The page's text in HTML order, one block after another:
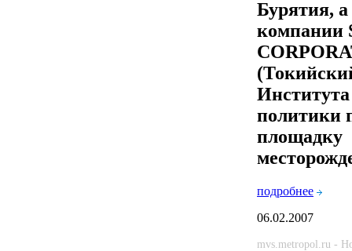
Бурятия,
компании
политики
площадку
подробнее
06.02.2007
mvs.metropol.ru -